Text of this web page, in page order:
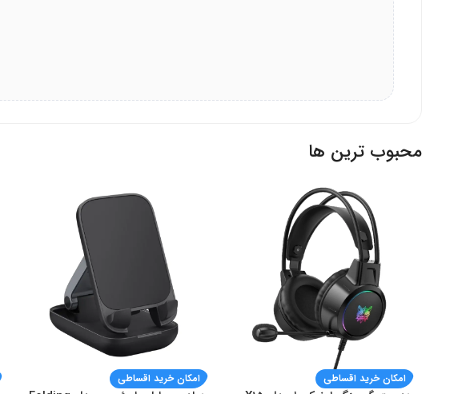
محبوب ترین ها
امکان خرید اقساطی امکان خرید اقساطی